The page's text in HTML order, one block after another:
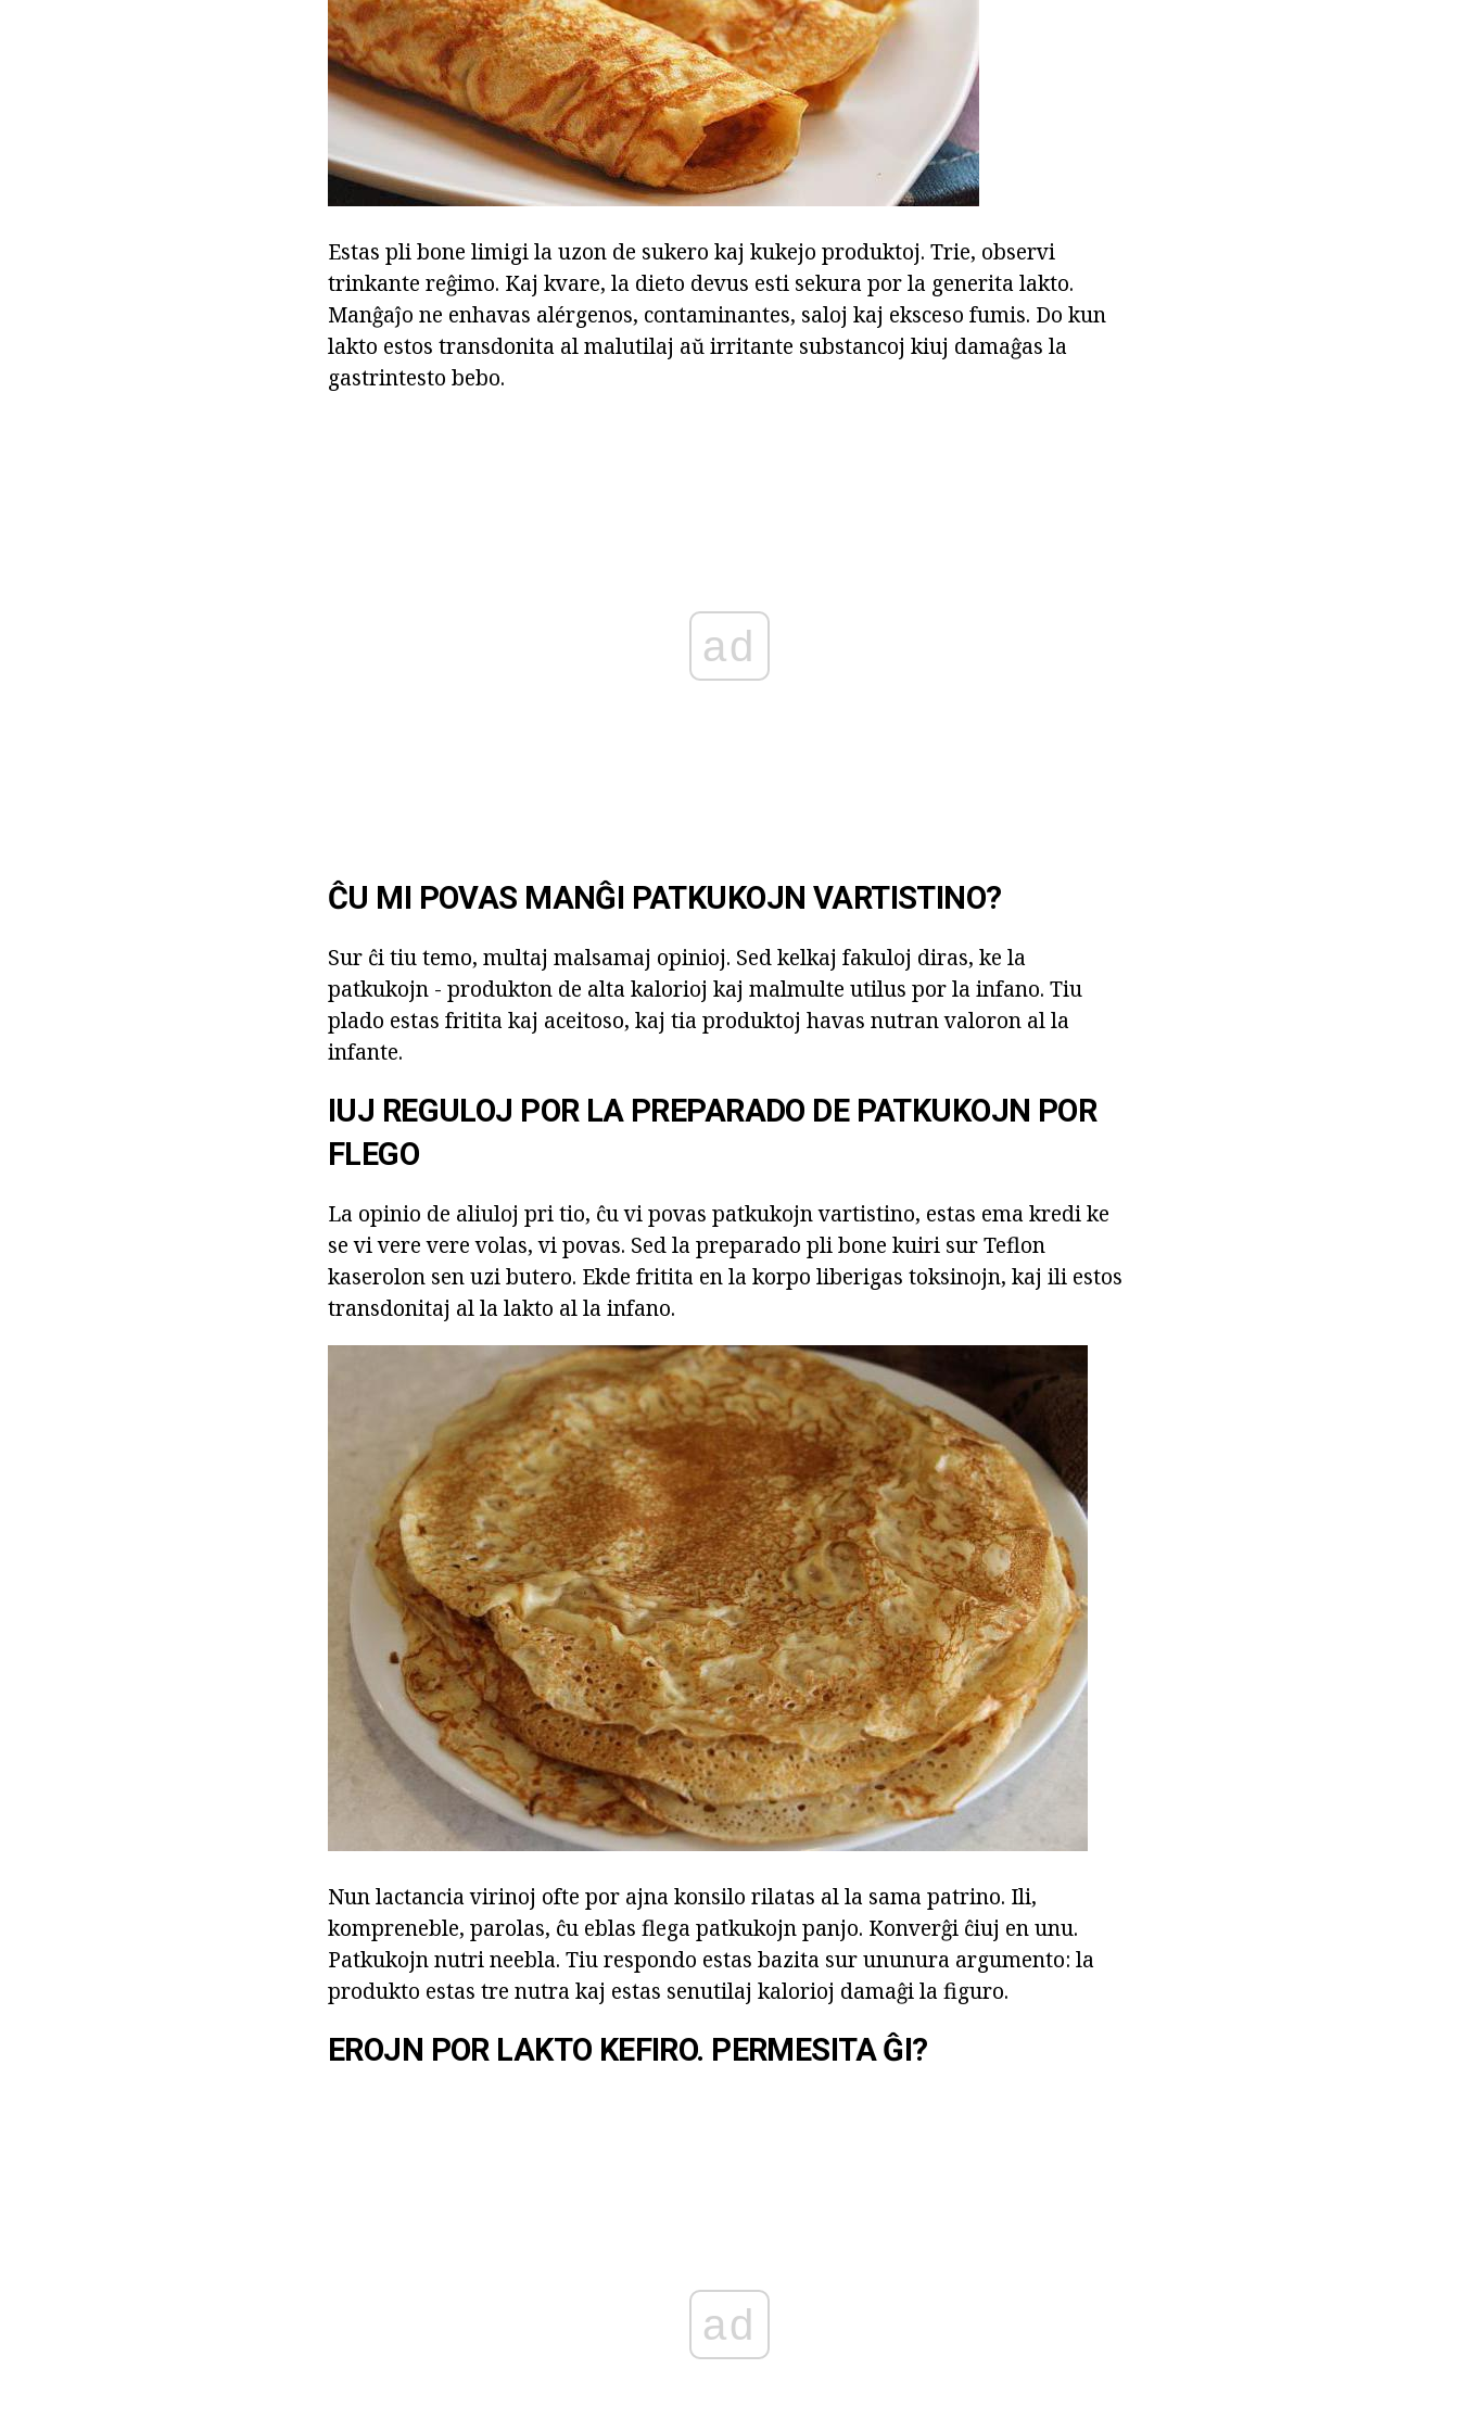
Estas pli bone limigi la uzon de sukero kaj kukejo produktoj. Trie, observi
trinkante reĝimo. Kaj kvare, la dieto devus esti sekura por la generita lakto.
Manĝaĵo ne enhavas alérgenos, contaminantes, saloj kaj eksceso fumis. Do kun
lakto estos transdonita al malutilaj aŭ irritante substancoj kiuj damaĝas la
gastrintesto bebo.
ad
ĈU MI POVAS MANĜI PATKUKOJN VARTISTINO?
Sur ĉi tiu temo, multaj malsamaj opinioj. Sed kelkaj fakuloj diras, ke la
patkukojn - produkton de alta kalorioj kaj malmulte utilus por la infano. Tiu
plado estas fritita kaj aceitoso, kaj tia produktoj havas nutran valoron al la
infante.
IUJ REGULOJ POR LA PREPARADO DE PATKUKOJN POR
FLEGO
La opinio de aliuloj pri tio, ĉu vi povas patkukojn vartistino, estas ema kredi ke
se vi vere vere volas, vi povas. Sed la preparado pli bone kuiri sur Teflon
kaserolon sen uzi butero. Ekde fritita en la korpo liberigas toksinojn, kaj ili estos
transdonitaj al la lakto al la infano.
Nun lactancia virinoj ofte por ajna konsilo rilatas al la sama patrino. Ili,
kompreneble, parolas, ĉu eblas flega patkukojn panjo. Konverĝi ĉiuj en unu.
Patkukojn nutri neebla. Tiu respondo estas bazita sur ununura argumento: la
produkto estas tre nutra kaj estas senutilaj kalorioj damaĝi la figuro.
EROJN POR LAKTO KEFIRO. PERMESITA ĜI?
ad